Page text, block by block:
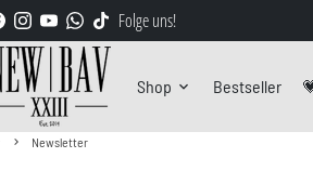
Folge uns!
Shop keyboard_arrow_down Bestseller
keyboard_arrow_right Newsletter